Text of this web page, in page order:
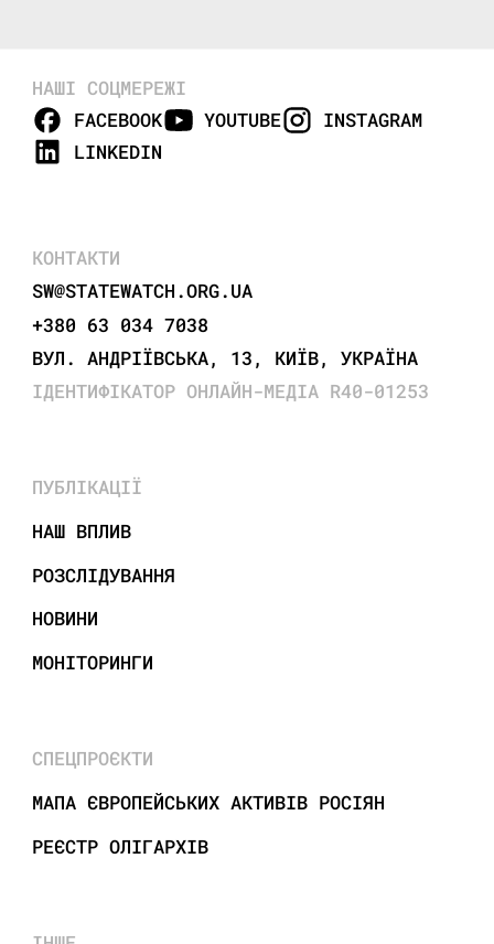
НАШІ СОЦМЕРЕЖІ
FACEBOOK
YOUTUBE
INSTAGRAM
LINKEDIN
КОНТАКТИ
SW@STATEWATCH.ORG.UA
+380 63 034 7038
ВУЛ. АНДРІЇВСЬКА, 13, КИЇВ, УКРАЇНА
ІДЕНТИФІКАТОР ОНЛАЙН-МЕДІА R40-01253
ПУБЛІКАЦІЇ
НАШ ВПЛИВ
РОЗСЛІДУВАННЯ
НОВИНИ
МОНІТОРИНГИ
СПЕЦПРОЄКТИ
МАПА ЄВРОПЕЙСЬКИХ АКТИВІВ РОСІЯН
РЕЄСТР ОЛІГАРХІВ